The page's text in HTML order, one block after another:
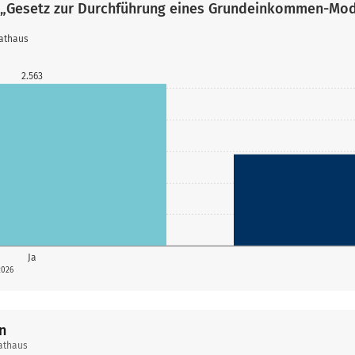
Ja
2.563
zur Durchführung eines Grundeinkommen-